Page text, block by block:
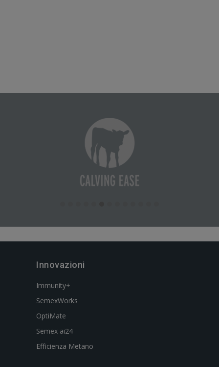
Innovazioni
Immunity+
SemexWorks
OptiMate
Semex ai24
Efficienza Metano